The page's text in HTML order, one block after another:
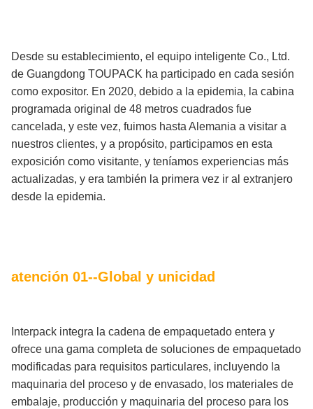
Desde su establecimiento, el equipo inteligente Co., Ltd.
de Guangdong TOUPACK ha participado en cada sesión
como expositor. En 2020, debido a la epidemia, la cabina
programada original de 48 metros cuadrados fue
cancelada, y este vez, fuimos hasta Alemania a visitar a
nuestros clientes, y a propósito, participamos en esta
exposición como visitante, y teníamos experiencias más
actualizadas, y era también la primera vez ir al extranjero
desde la epidemia.
atención 01--Global y unicidad
Interpack integra la cadena de empaquetado entera y
ofrece una gama completa de soluciones de empaquetado
modificadas para requisitos particulares, incluyendo la
maquinaria del proceso y de envasado, los materiales de
embalaje, producción y maquinaria del proceso para los